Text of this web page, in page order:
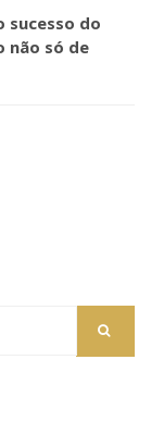
sucesso do
não só de